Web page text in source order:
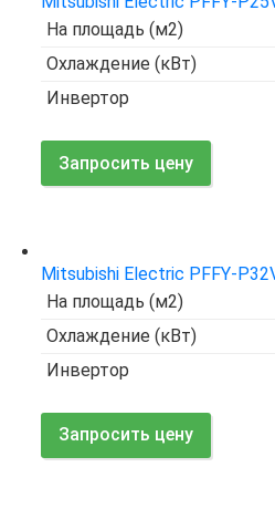
На площадь (м2)
Охлаждение (кВт)
Инвертор
Запросить цену
Mitsubishi Electric PFFY-
На площадь (м2)
Охлаждение (кВт)
Инвертор
Запросить цену